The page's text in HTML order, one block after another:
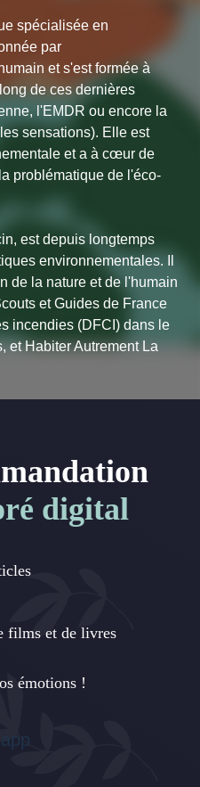
spécialisée en
par
et s'est formée à
de ces dernières
l'EMDR ou encore la
sensations). Elle est
et a à cœur de
problématique de l'éco-
est depuis longtemps
environnementales. Il
de la nature et de l'humain
et Guides de France
incendies (DFCI) dans le
et Habiter Autrement La
digital
films et de livres
émotions !